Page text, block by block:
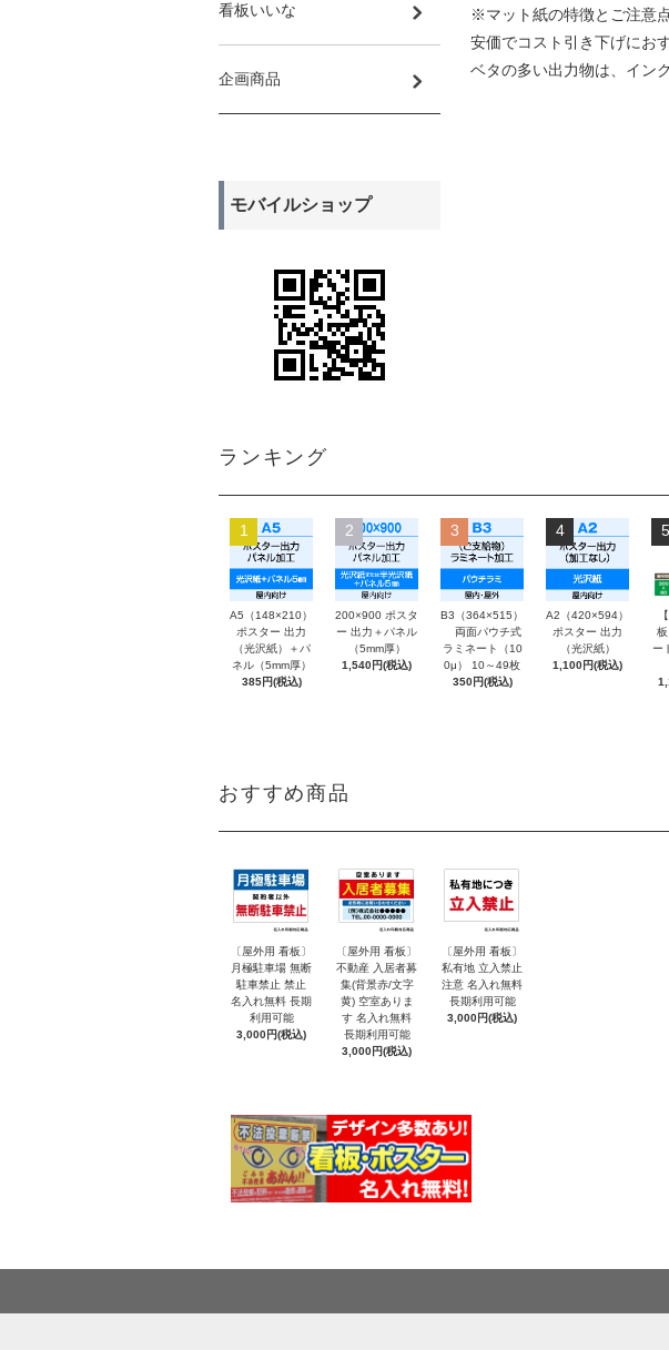
※マット紙の特徴とご注意
安価でコスト引き下げにお
ベタの多い出力物は、イン
看板いいな
企画商品
モバイルショップ
ランキング
1
A5（148×210）
ポスター 出力
（光沢紙）＋パ
ネル（5mm厚）
385円(税込)
2
200×900 ポスタ
ー 出力＋パネル
（5mm厚）
1,540円(税込)
3
B3（364×515）
両面パウチ式
ラミネート（10
0μ） 10～49枚
350円(税込)
4
A2（420×594）
ポスター 出力
（光沢紙）
1,100円(税込)
5
ー
おすすめ商品
〔屋外用 看板〕
月極駐車場 無断
駐車禁止 禁止
名入れ無料 長期
利用可能
3,000円(税込)
〔屋外用 看板〕
不動産 入居者募
集(背景赤/文字
黄) 空室ありま
す 名入れ無料
長期利用可能
3,000円(税込)
〔屋外用 看板〕
私有地 立入禁止
注意 名入れ無料
長期利用可能
3,000円(税込)